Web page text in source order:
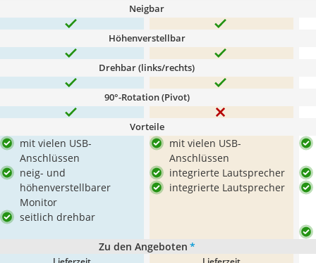
Neigbar
Höhenverstellbar
Drehbar (links/rechts)
90°-Rotation (Pivot)
Vorteile
mit vielen USB-
Anschlüssen
neig- und
höhenverstellbarer
Monitor
seitlich drehbar
mit vielen USB-
Anschlüssen
integrierte Lautsprecher
integrierte Lautsprecher
Zu den Angeboten *